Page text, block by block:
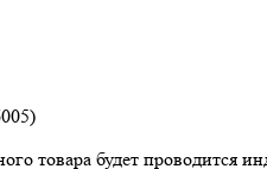
товара будет